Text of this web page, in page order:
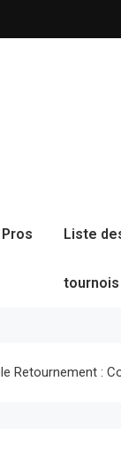
Pros Liste
tournois
Retournement :